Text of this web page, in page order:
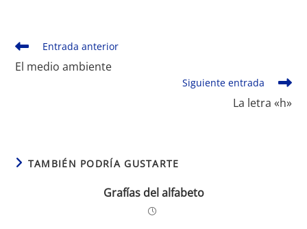
Leer
artículos
Entrada anterior
El medio ambiente
Siguiente entrada
La letra «h»
TAMBIÉN PODRÍA GUSTARTE
Grafías del alfabeto